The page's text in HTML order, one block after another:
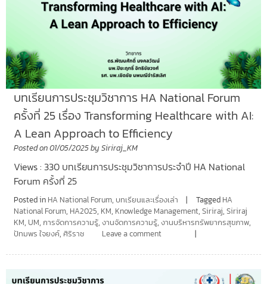
บทเรียนการประชุมวิชาการ HA National Forum
ครั้งที่ 25 เรื่อง Transforming Healthcare with AI:
A Lean Approach to Efficiency
Posted on01/05/2025by Siriraj_KM
Views : 330 บทเรียนการประชุมวิชาการประจำปี HA National
Forum ครั้งที่ 25
Posted in HA National Forum, บทเรียนและเรื่องเล่า Tagged HA
National Forum, HA2025, KM, Knowledge Management, Siriraj, Siriraj
KM, UM, การจัดการความรู้, งานจัดการความรู้, งานบริหารทรัพยากรสุขภาพ,
ปัทมพร ใจยงค์, ศิริราช Leave a comment